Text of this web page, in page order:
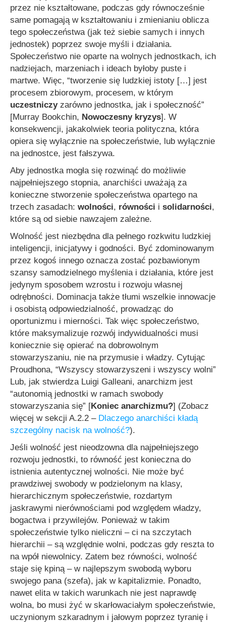
przez nie kształtowane, podczas gdy równocześnie
same pomagają w kształtowaniu i zmienianiu oblicza
tego społeczeństwa (jak też siebie samych i innych
jednostek) poprzez swoje myśli i działania.
Społeczeństwo nie oparte na wolnych jednostkach, ich
nadziejach, marzeniach i ideach byłoby puste i
martwe. Więc, “tworzenie się ludzkiej istoty […] jest
procesem zbiorowym, procesem, w którym
uczestniczy zarówno jednostka, jak i społeczność”
[Murray Bookchin, Nowoczesny kryzys]. W
konsekwencji, jakakolwiek teoria polityczna, która
opiera się wyłącznie na społeczeństwie, lub wyłącznie
na jednostce, jest fałszywa.
Aby jednostka mogła się rozwinąć do możliwie
najpełniejszego stopnia, anarchiści uważają za
konieczne stworzenie społeczeństwa opartego na
trzech zasadach: wolności, równości i solidarności,
które są od siebie nawzajem zależne.
Wolność jest niezbędna dla pełnego rozkwitu ludzkiej
inteligencji, inicjatywy i godności. Być zdominowanym
przez kogoś innego oznacza zostać pozbawionym
szansy samodzielnego myślenia i działania, które jest
jedynym sposobem wzrostu i rozwoju własnej
odrębności. Dominacja także tłumi wszelkie innowacje
i osobistą odpowiedzialność, prowadząc do
oportunizmu i mierności. Tak więc społeczeństwo,
które maksymalizuje rozwój indywidualności musi
koniecznie się opierać na dobrowolnym
stowarzyszaniu, nie na przymusie i władzy. Cytując
Proudhona, “Wszyscy stowarzyszeni i wszyscy wolni”
Lub, jak stwierdza Luigi Galleani, anarchizm jest
“autonomią jednostki w ramach swobody
stowarzyszania się” [Koniec anarchizmu?] (Zobacz
więcej w sekcji A.2.2 – Dlaczego anarchiści kładą
szczególny nacisk na wolność?).
Jeśli wolność jest nieodzowna dla najpełniejszego
rozwoju jednostki, to równość jest konieczna do
istnienia autentycznej wolności. Nie może być
prawdziwej swobody w podzielonym na klasy,
hierarchicznym społeczeństwie, rozdartym
jaskrawymi nierównościami pod względem władzy,
bogactwa i przywilejów. Ponieważ w takim
społeczeństwie tylko nieliczni – ci na szczytach
hierarchii – są względnie wolni, podczas gdy reszta to
na wpół niewolnicy. Zatem bez równości, wolność
staje się kpiną – w najlepszym swobodą wyboru
swojego pana (szefa), jak w kapitalizmie. Ponadto,
nawet elita w takich warunkach nie jest naprawdę
wolna, bo musi żyć w skarłowaciałym społeczeństwie,
uczynionym szkaradnym i jałowym poprzez tyranię i